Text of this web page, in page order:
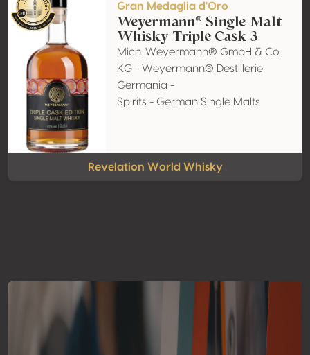
Gran Medaglia d'Oro
Weyermann® Single Malt
Whisky Triple Cask 3
Mich. Weyermann® GmbH & Co.
KG - Weyermann® Destillerie
Germania -
Spirits - German Single Malts
Revelation World Whisky